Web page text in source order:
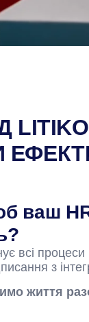
ваш
всі
з
життя